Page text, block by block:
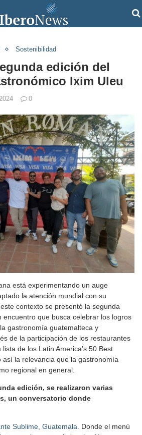
Sostenibilidad
edición del
Ixim Uleu
0
está experimentando un auge
la atención mundial con su
contexto se presentó la segunda
encuentro que busca celebrar los logros
gastronomía guatemalteca y
de la participación de los restaurantes
de los Latin America’s 50 Best
así la relevancia que la gastronomía
regional en general.
edición, se realizaron varias
un conversatorio donde
Sublime, Guatemala.
Donde el menú